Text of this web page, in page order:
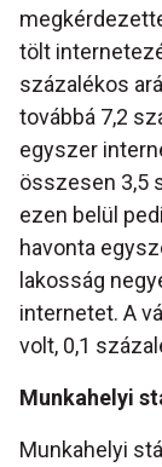
tölt
százalékos
továbbá 7,2
egyszer
összesen 3,5
ezen belül
havonta
lakosság
internetet. A
volt, 0,1
Munkahelyi
Munkahelyi